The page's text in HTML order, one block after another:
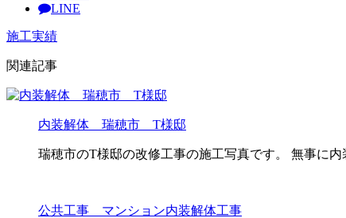
LINE
施工実績
関連記事
内装解体 瑞穂市 T様邸
瑞穂市のT様邸の改修工事の施工写真です。 無事
公共工事 マンション内装解体工事